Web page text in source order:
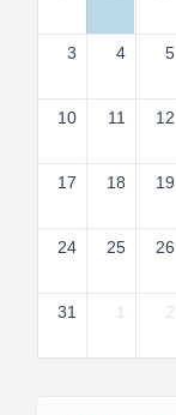
3 4 5
10 11 12
17 18 19
24 25 26
31 1 2